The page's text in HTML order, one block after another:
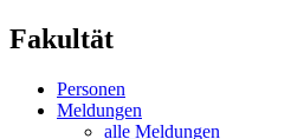
Fakultät
Personen
Meldungen
alle Meldungen